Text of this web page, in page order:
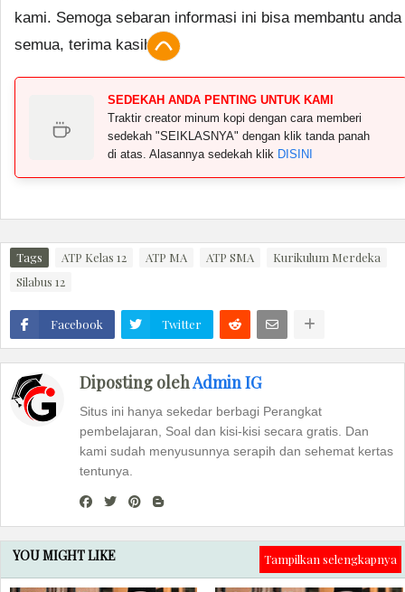
kami. Semoga sebaran informasi ini bisa membantu anda
semua, terima kasih.
SEDEKAH ANDA PENTING UNTUK KAMI
Traktir creator minum kopi dengan cara memberi
sedekah "SEIKLASNYA" dengan klik tanda panah
di atas. Alasannya sedekah klik DISINI
Tags ATP Kelas 12 ATP MA ATP SMA
Kurikulum Merdeka
Silabus 12
Facebook Twitter
Diposting olehAdmin IG
Situs ini hanya sekedar berbagi Perangkat
pembelajaran, Soal dan kisi-kisi secara gratis. Dan
kami sudah menyusunnya serapih dan sehemat kertas
tentunya.
YOU MIGHT LIKE Tampilkan selengkapnya